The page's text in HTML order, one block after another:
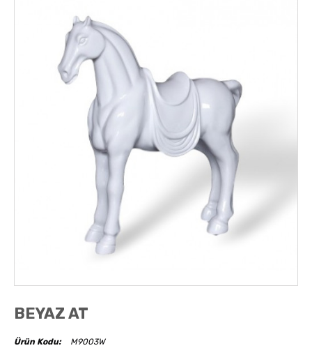
TABLOLAR
AYNALAR
AKSESUARLAR
BEYAZ AT
Ürün Kodu:
M9003W